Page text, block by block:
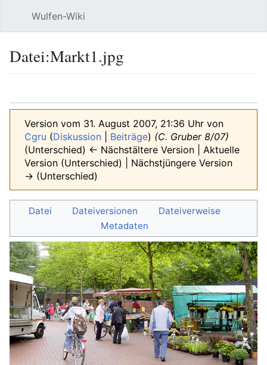
Wulfen-Wiki
Datei:Markt1.jpg
Version vom 31. August 2007, 21:36 Uhr von
Cgru (Diskussion Beiträge) (C. Gruber 8/07)
(Unterschied) ← Nächstältere Version | Aktuelle
Version (Unterschied) | Nächstjüngere Version
→ (Unterschied)
Datei Dateiversionen
Dateiverweise
Metadaten